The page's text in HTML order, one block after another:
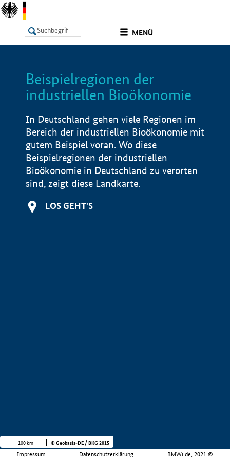
MENÜ
LISTE
Beispielregionen der
industriellen Bioökonomie
In Deutschland gehen viele Regionen im
Bereich der industriellen Bioökonomie mit
gutem Beispiel voran. Wo diese
Beispielregionen der industriellen
Bioökonomie in Deutschland zu verorten
sind, zeigt diese Landkarte.
LOS GEHT'S
Impressum Datenschutzerklärung BMWi.de, 2021 ©
100 km © Geobasis-DE / BKG 2015